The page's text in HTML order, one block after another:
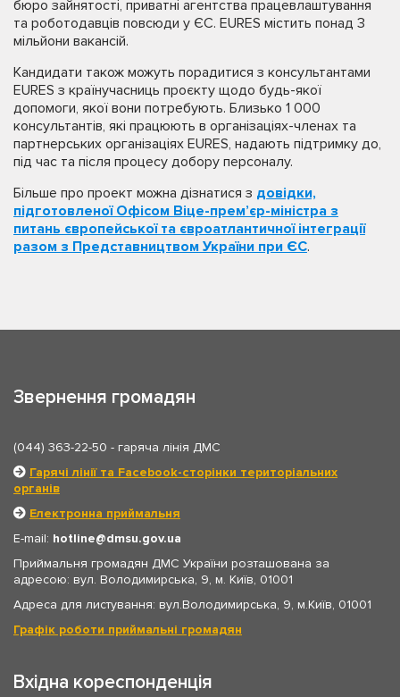
бюро зайнятості, приватні агентства працевлаштування
та роботодавців повсюди у ЄС. EURES містить понад 3
мільйони вакансій.
Кандидати також можуть порадитися з консультантами
EURES з країнучасниць проєкту щодо будь-якої
допомоги, якої вони потребують. Близько 1 000
консультантів, які працюють в організаціях-членах та
партнерських організаціях EURES, надають підтримку до,
під час та після процесу добору персоналу.
Більше про проект можна дізнатися з довідки,
підготовленої Офісом Віце-прем’єр-міністра з
питань європейської та євроатлантичної інтеграції
разом з Представництвом України при ЄС.
Звернення громадян
(044) 363-22-50 - гаряча лінія ДМС
Гарячі лінії та Facebook-сторінки територіальних
органів
Електронна приймальня
E-mail: hotline
dmsu.gov.ua
Приймальня громадян ДМС України розташована за
адресою: вул. Володимирська, 9, м. Київ, 01001
Адреса для листування: вул.Володимирська, 9, м.Київ, 01001
Графік роботи приймальні громадян
Вхідна кореспонденція